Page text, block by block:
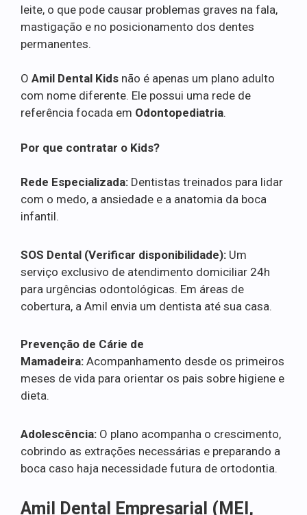
leite, o que pode causar problemas graves na fala,
mastigação e no posicionamento dos dentes
permanentes.
O Amil Dental Kids não é apenas um plano adulto
com nome diferente. Ele possui uma rede de
referência focada em Odontopediatria.
Por que contratar o Kids?
Rede Especializada: Dentistas treinados para lidar
com o medo, a ansiedade e a anatomia da boca
infantil.
SOS Dental (Verificar disponibilidade): Um
serviço exclusivo de atendimento domiciliar 24h
para urgências odontológicas. Em áreas de
cobertura, a Amil envia um dentista até sua casa.
Prevenção de Cárie de
Mamadeira: Acompanhamento desde os primeiros
meses de vida para orientar os pais sobre higiene e
dieta.
Adolescência: O plano acompanha o crescimento,
cobrindo as extrações necessárias e preparando a
boca caso haja necessidade futura de ortodontia.
Amil Dental Empresarial (MEI,